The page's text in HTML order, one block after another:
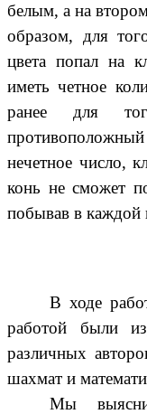
белым, а на
образом, для
цвета попал на
иметь четное
ранее для
нечетное число,
конь не сможет
побывав в каждой
В ходе
работой были
различных
шахмат и
Мы